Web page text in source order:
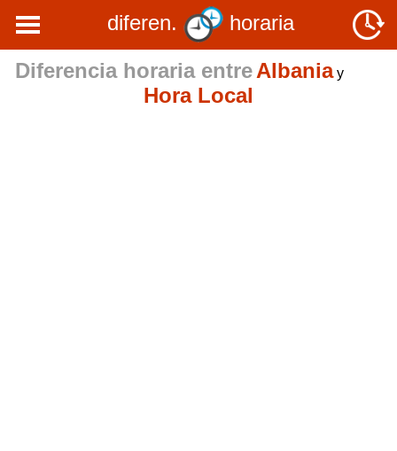
diferen.
horaria
Diferencia horaria entre Albaniay
Hora Local